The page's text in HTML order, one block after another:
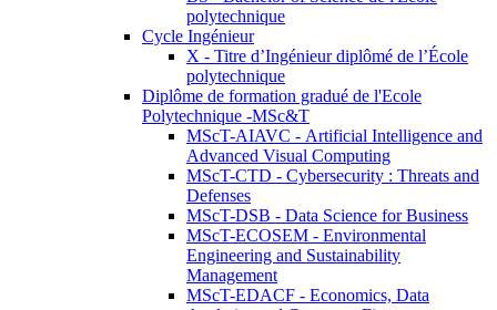
polytechnique
Cycle Ingénieur
X - Titre d’Ingénieur diplômé de l’École
polytechnique
Diplôme de formation gradué de l'Ecole
Polytechnique -MSc&T
MScT-AIAVC - Artificial Intelligence and
Advanced Visual Computing
MScT-CTD - Cybersecurity : Threats and
Defenses
MScT-DSB - Data Science for Business
MScT-ECOSEM - Environmental
Engineering and Sustainability
Management
MScT-EDACF - Economics, Data